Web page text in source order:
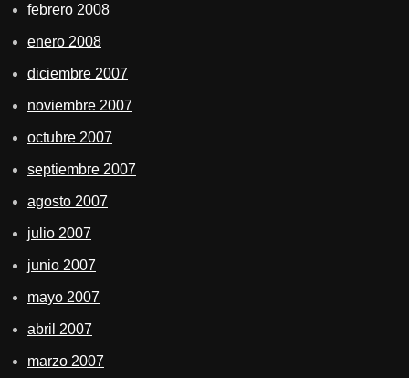
febrero 2008
enero 2008
diciembre 2007
noviembre 2007
octubre 2007
septiembre 2007
agosto 2007
julio 2007
junio 2007
mayo 2007
abril 2007
marzo 2007